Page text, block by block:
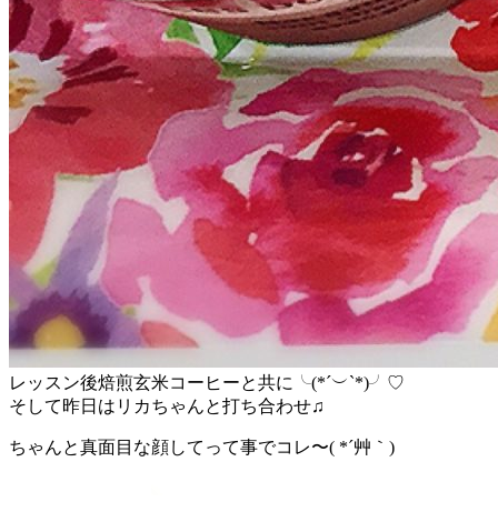
レッスン後焙煎玄米コーヒーと共に╰(*´︶`*)╯♡
そして昨日はリカちゃんと打ち合わせ♫
ちゃんと真面目な顔してって事でコレ〜( *´艸｀)